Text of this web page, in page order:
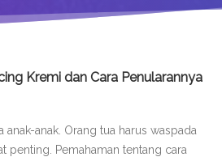
Kremi dan Cara Penularannya
anak. Orang tua harus waspada
penting. Pemahaman tentang cara